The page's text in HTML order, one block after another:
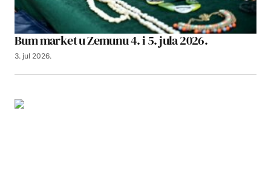
Bum market u Zemunu 4. i 5. jula 2026.
3. jul 2026.